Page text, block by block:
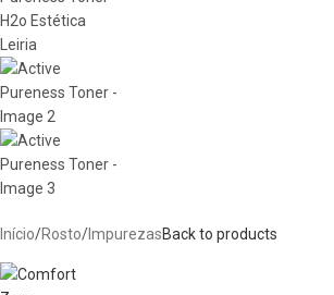
Início/Rosto/ImpurezasBack to products